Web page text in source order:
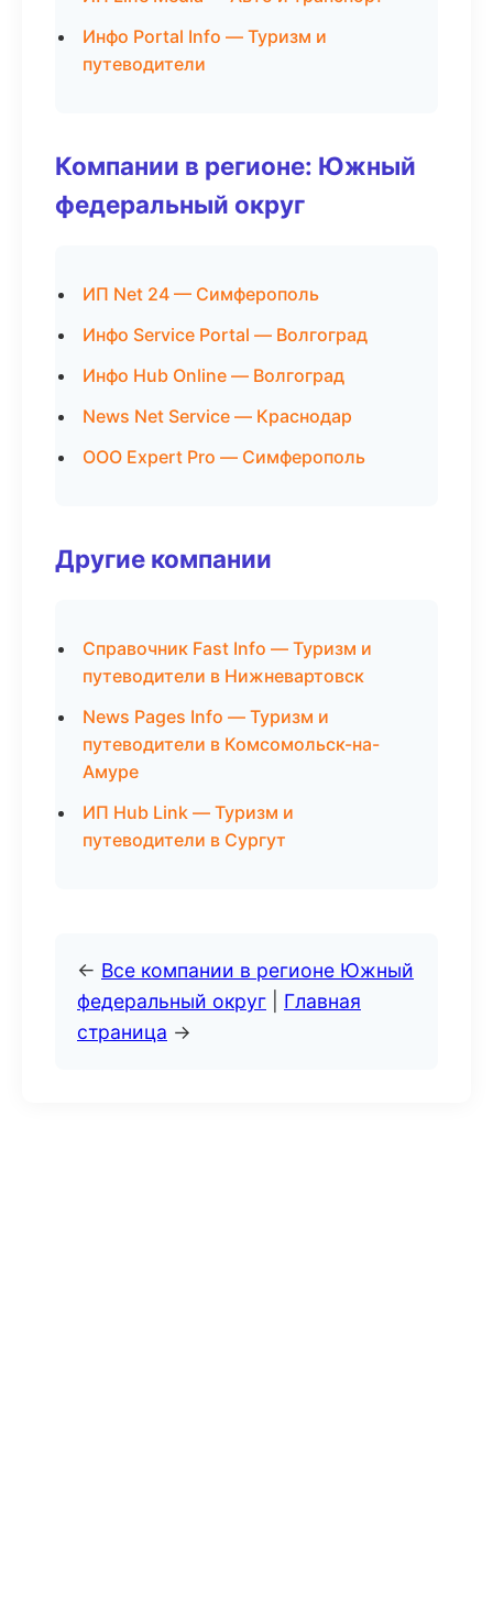
Инфо Portal Info — Туризм и
путеводители
Компании в регионе: Южный
федеральный округ
ИП Net 24 — Симферополь
Инфо Service Portal — Волгоград
Инфо Hub Online — Волгоград
News Net Service — Краснодар
ООО Expert Pro — Симферополь
Другие компании
Справочник Fast Info — Туризм и
путеводители в Нижневартовск
News Pages Info — Туризм и
путеводители в Комсомольск-на-
Амуре
ИП Hub Link — Туризм и
путеводители в Сургут
← Все компании в регионе Южный
федеральный округ
Главная
страница →